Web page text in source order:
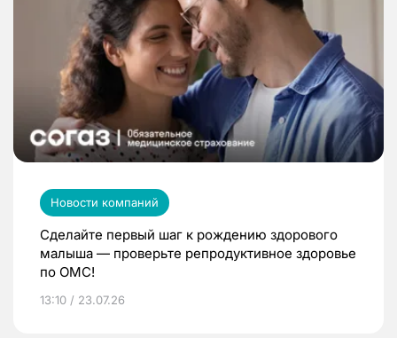
Новости компаний
Сделайте первый шаг к рождению здорового
малыша — проверьте репродуктивное здоровье
по ОМС!
13:10 / 23.07.26